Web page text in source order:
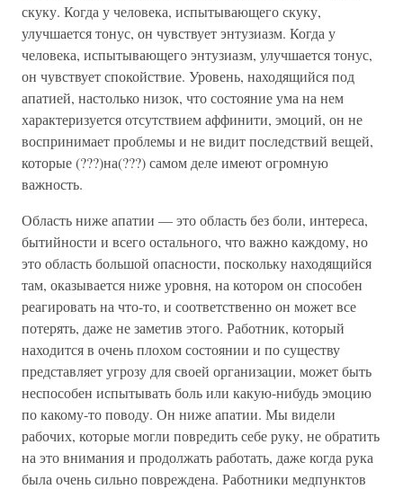
скуку. Когда у человека, испытывающего скуку,
улучшается тонус, он чувствует энтузиазм. Когда у
человека, испытывающего энтузиазм, улучшается тонус,
он чувствует спокойствие. Уровень, находящийся под
апатией, настолько низок, что состояние ума на нем
характеризуется отсутствием аффинити, эмоций, он не
воспринимает проблемы и не видит последствий вещей,
которые (???)на(???) самом деле имеют огромную
важность.
Область ниже апатии — это область без боли, интереса,
бытийности и всего остального, что важно каждому, но
это область большой опасности, поскольку находящийся
там, оказывается ниже уровня, на котором он способен
реагировать на что-то, и соответственно он может все
потерять, даже не заметив этого. Работник, который
находится в очень плохом состоянии и по существу
представляет угрозу для своей организации, может быть
неспособен испытывать боль или какую-нибудь эмоцию
по какому-то поводу. Он ниже апатии. Мы видели
рабочих, которые могли повредить себе руку, не обратить
на это внимания и продолжать работать, даже когда рука
была очень сильно повреждена. Работники медпунктов